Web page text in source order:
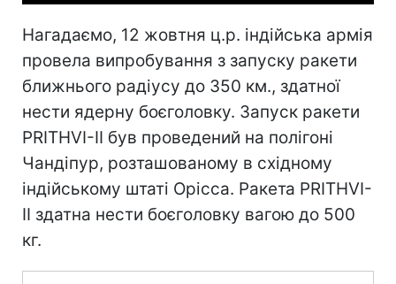
Нагадаємо, 12 жовтня ц.р. індійська армія
провела випробування з запуску ракети
ближнього радіусу до 350 км., здатної
нести ядерну боєголовку. Запуск ракети
PRITHVI-II був проведений на полігоні
Чандіпур, розташованому в східному
індійському штаті Орісса. Ракета PRITHVI-
II здатна нести боєголовку вагою до 500
кг.